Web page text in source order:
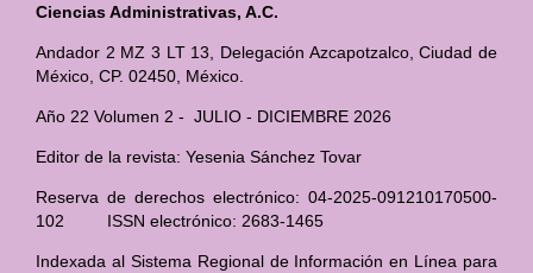
Ciencias Administrativas, A.C.
Andador 2 MZ 3 LT 13, Delegación Azcapotzalco, Ciudad de
México, CP. 02450, México.
Año 22 Volumen 2 - JULIO - DICIEMBRE 2026
Editor de la revista: Yesenia Sánchez Tovar
Reserva de derechos electrónico: 04-2025-091210170500-
102 ISSN electrónico: 2683-1465
Indexada al Sistema Regional de Información en Línea para